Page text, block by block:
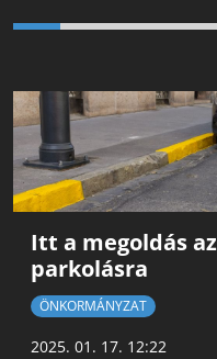
Itt a megoldás
parkolásra
ÖNKORMÁNYZAT
2025. 01. 17. 12:22